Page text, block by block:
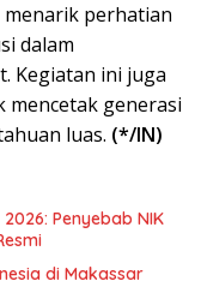
menarik perhatian
dalam
Kegiatan ini juga
generasi
luas. (*/IN)
Penyebab NIK
di Makassar